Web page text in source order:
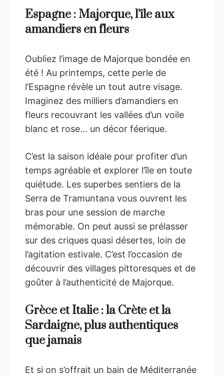
Espagne : Majorque, l’île aux
amandiers en fleurs
Oubliez l’image de Majorque bondée en
été ! Au printemps, cette perle de
l’Espagne révèle un tout autre visage.
Imaginez des milliers d’amandiers en
fleurs recouvrant les vallées d’un voile
blanc et rose… un décor féerique.
C’est la saison idéale pour profiter d’un
temps agréable et explorer l’île en toute
quiétude. Les superbes sentiers de la
Serra de Tramuntana vous ouvrent les
bras pour une session de marche
mémorable. On peut aussi se prélasser
sur des criques quasi désertes, loin de
l’agitation estivale. C’est l’occasion de
découvrir des villages pittoresques et de
goûter à l’authenticité de Majorque.
Grèce et Italie : la Crète et la
Sardaigne, plus authentiques
que jamais
Et si on s’offrait un bain de Méditerranée